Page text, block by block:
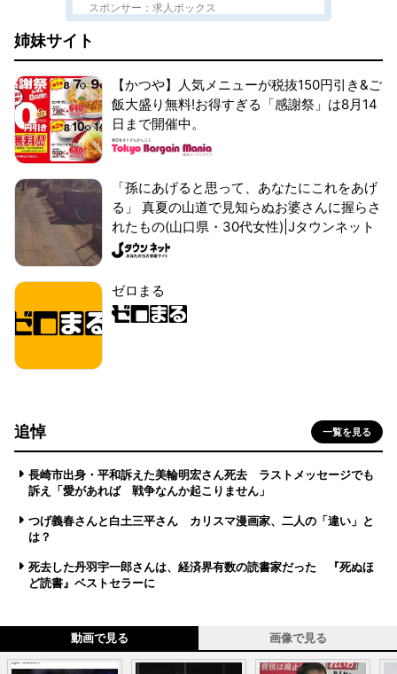
スポンサー：求人ボックス
姉妹サイト
【かつや】人気メニューが税抜150円引き&ご
飯大盛り無料!お得すぎる「感謝祭」は8月14
日まで開催中。
「孫にあげると思って、あなたにこれをあげ
る」 真夏の山道で見知らぬお婆さんに握らさ
れたもの(山口県・30代女性)|Jタウンネット
ゼロまる
追悼 一覧を見る
長崎市出身・平和訴えた美輪明宏さん死去 ラストメッセージでも
訴え「愛があれば 戦争なんか起こりません」
つげ義春さんと白土三平さん カリスマ漫画家、二人の「違い」と
は？
死去した丹羽宇一郎さんは、経済界有数の読書家だった 『死ぬほ
ど読書』ベストセラーに
動画で見る 画像で見る